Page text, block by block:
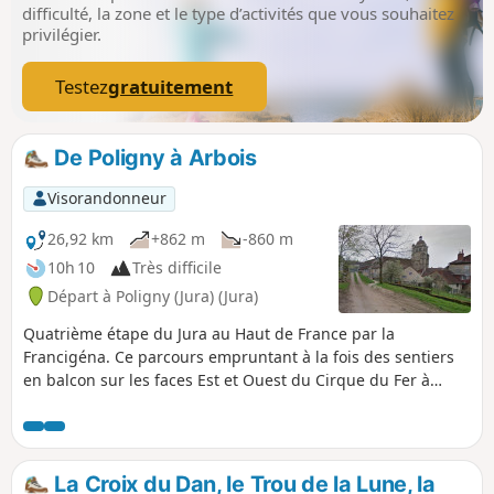
difficulté, la zone et le type d’activités que vous souhaitez
privilégier.
Testezgratuitement
De Poligny à Arbois
Visorandonneur
26,92 km
+862 m
-860 m
10h 10
Très difficile
Départ à Poligny (Jura) (Jura)
Quatrième étape du Jura au Haut de France par la
Francigéna. Ce parcours empruntant à la fois des sentiers
en balcon sur les faces Est et Ouest du Cirque du Fer à
aperçu assez complet de ce paysage typique du Jura que
sont les reculées. Vous arrivez en fin de parcours à Arbois,
nichée au cœur du vignoble jurassien. Vous découvrez une
La Croix du Dan, le Trou de la Lune, la